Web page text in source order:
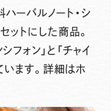
ーバルノート・シ
ットにした商品。
フォン」と「チャイ
います。詳細はホ